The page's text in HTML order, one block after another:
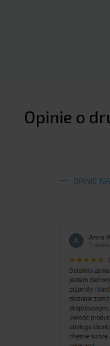
Opinie o
OPINIE